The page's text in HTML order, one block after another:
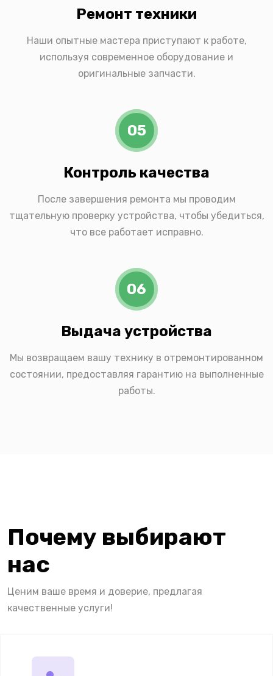
Ремонт техники
Наши опытные мастера приступают к работе,
используя современное оборудование и
оригинальные запчасти.
05
Контроль качества
После завершения ремонта мы проводим
тщательную проверку устройства, чтобы убедиться,
что все работает исправно.
06
Выдача устройства
Мы возвращаем вашу технику в отремонтированном
состоянии, предоставляя гарантию на выполненные
работы.
Почему выбирают
нас
Ценим ваше время и доверие, предлагая
качественные услуги!